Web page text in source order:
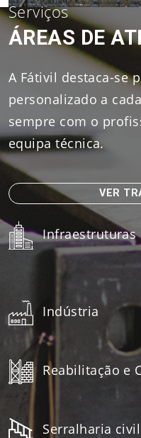
Serviços
ÁREAS DE
A Fátivil destaca-se
personalizado a
sempre com o
equipa técnica.
VER
Infraestruturas
Indústria
Reabilitação e
Serralharia civil